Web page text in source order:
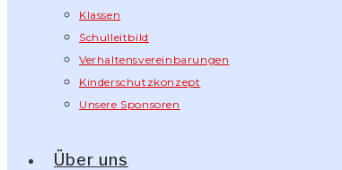
Klassen
Schulleitbild
Verhaltensvereinbarungen
Kinderschutzkonzept
Unsere Sponsoren
Über uns